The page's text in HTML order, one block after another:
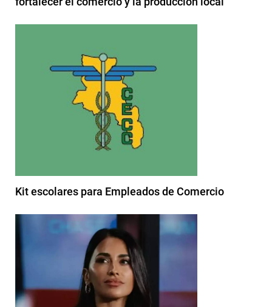
Kit escolares para Empleados de Comercio